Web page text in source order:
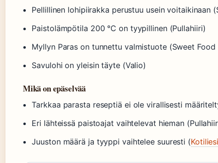
Pellillinen lohipiirakka perustuu usein voitaikinaan
Paistolämpötila 200 °C on tyypillinen (Pullahiiri)
Myllyn Paras on tunnettu valmistuote (Sweet Food
Savulohi on yleisin täyte (Valio)
Mikä on epäselvää
Tarkkaa parasta reseptiä ei ole virallisesti
Eri lähteissä paistoajat vaihtelevat hieman
Juuston määrä ja tyyppi vaihtelee suuresti (